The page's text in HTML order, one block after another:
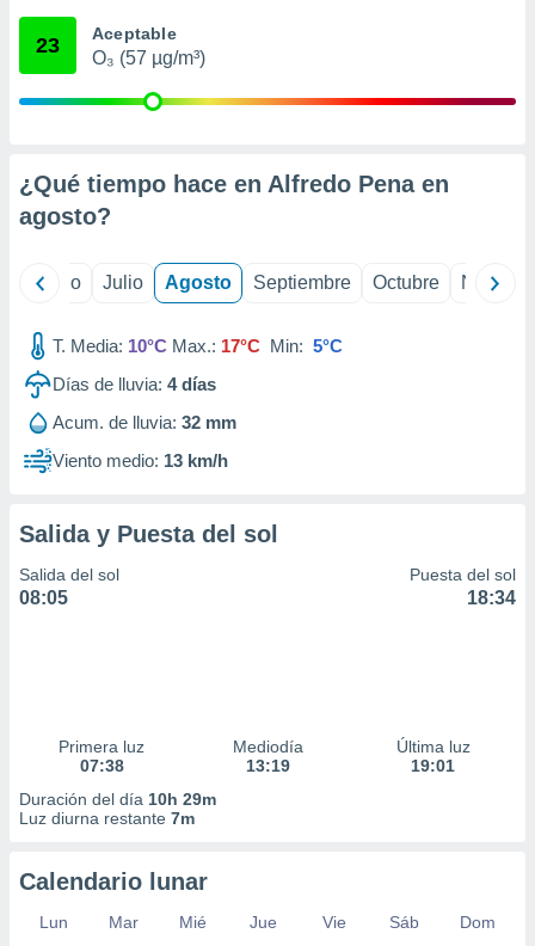
mediante
publicidad
1199
23 Aceptable
O₃ (57 µg/m³)
¿Qué tiempo hace en Alfredo Pena en
agosto?
Junio Julio Agosto Septiembre Octubre
T. Media: 10°C Max.: 17°C Min: 5°C
Días de lluvia: 4días
Acum. de lluvia: 32 mm
Viento medio: 13 km/h
Salida y Puesta del sol
Salida del sol
08:05
Puesta del sol
18:34
Primera luz
07:38
Mediodía
13:19
Última luz
19:01
Duración del día 10h 29m
Luz diurna restante 7m
Calendario lunar
Lun Mar Mié Jue Vie Sáb
Dom